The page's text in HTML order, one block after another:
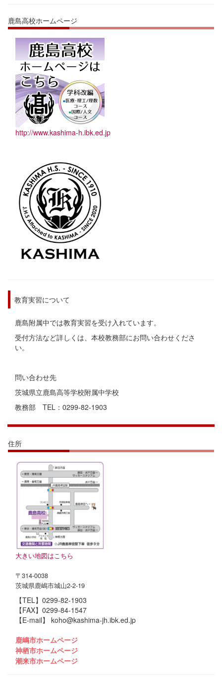
鹿島高校ホームページ
http://www.kashima-h.ibk.ed.jp
教育実習について
鹿島附属中では教育実習を受け入れています。
受付方法など詳しくは、本校教務部にお問い合わせくださ
い。
問い合わせ先
茨城県立鹿島高等学校附属中学校
教務部 TEL：0299-82-1903
住所
大きい地図はこちら
〒314-0038
茨城県鹿嶋市城山2-2-19
【TEL】0299-82-1903
【FAX】0299-84-1547
【E-mail】 koho@kashima-jh.ibk.ed.jp
鹿嶋市ホームページ
神栖市ホームページ
潮来市ホームページ